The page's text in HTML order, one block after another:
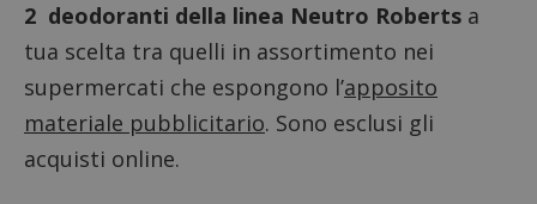
2 deodoranti della linea Neutro Roberts a
tua scelta tra quelli in assortimento nei
supermercati che espongono l’apposito
materiale pubblicitario. Sono esclusi gli
acquisti online.